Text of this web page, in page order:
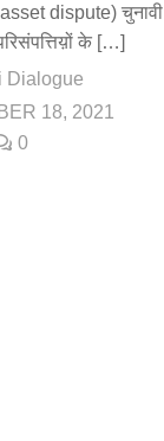
dispute) चुनावी
के […]
Dialogue
18, 2021
0